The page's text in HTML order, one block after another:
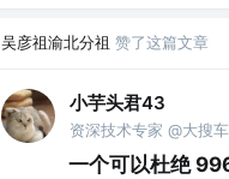
吴彦祖渝北分祖 赞了这篇文章
小芋头君43
资深技术专家 @大搜车
一个可以杜绝